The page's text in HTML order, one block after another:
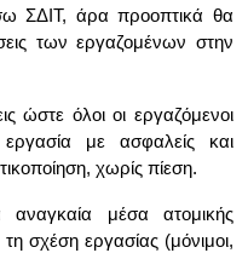
ΣΔΙΤ, άρα προοπτικά θα
των εργαζομένων στην
ώστε όλοι οι εργαζόμενοι
με ασφαλείς και
χωρίς πίεση.
μέσα ατομικής
σχέση εργασίας (μόνιμοι,